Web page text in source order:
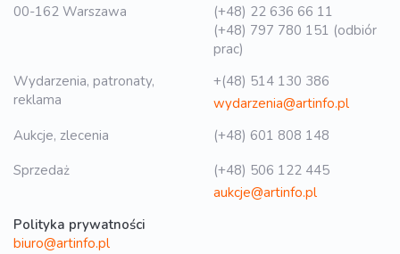
00-162 Warszawa
(+48) 22 636 66 11
(+48) 797 780 151 (odbiór
prac)
Wydarzenia, patronaty,
reklama
+(48) 514 130 386
wydarzenia@artinfo.pl
Aukcje, zlecenia
(+48) 601 808 148
Sprzedaż
(+48) 506 122 445
aukcje@artinfo.pl
Polityka prywatności
biuro@artinfo.pl